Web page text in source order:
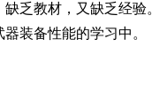
乏教材，又缺乏经验。
装备性能的学习中。